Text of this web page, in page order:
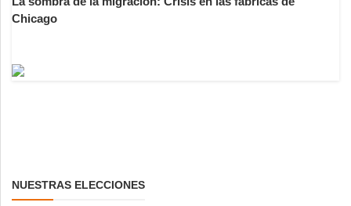
Chicago
NUESTRAS ELECCIONES